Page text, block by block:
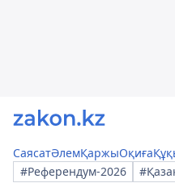
СаясатӘлемҚаржыОқиға
#Референдум-2026